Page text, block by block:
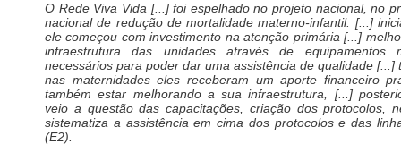
O Rede Viva Vida [...] foi espelhado no projeto nacional, no
nacional de redução de mortalidade materno-infantil. [...]
ele começou com investimento na atenção primária [...]
infraestrutura das unidades através de equipamentos
necessários para poder dar uma assistência de qualidade [...]
nas maternidades eles receberam um aporte financeiro
também estar melhorando a sua infraestrutura, [...]
veio a questão das capacitações, criação dos protocolos,
sistematiza a assistência em cima dos protocolos e das
(E2).